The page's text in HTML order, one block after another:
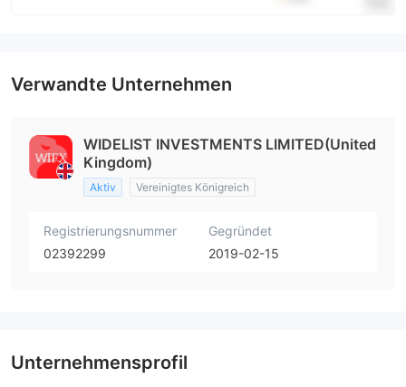
Verwandte Unternehmen
WIDELIST INVESTMENTS LIMITED(United
Kingdom)
Aktiv Vereinigtes Königreich
Registrierungsnummer
02392299
Gegründet
2019-02-15
Unternehmensprofil